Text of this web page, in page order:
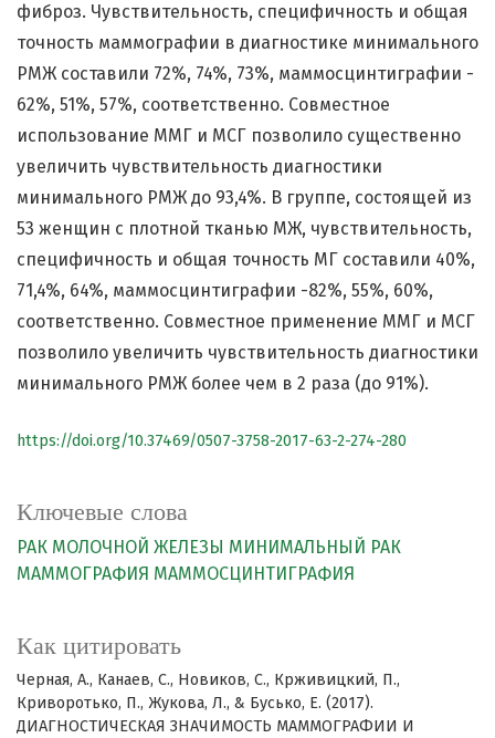
Ключевые слова
РАК МОЛОЧНОЙ ЖЕЛЕЗЫ МИНИМАЛЬНЫЙ РАК
МАММОГРАФИЯ МАММОСЦИНТИГРАФИЯ
Как цитировать
Черная, А., Канаев, С., Новиков, С., Крживицкий, П.,
Криворотько, П., Жукова, Л., & Бусько, Е. (2017).
ДИАГНОСТИЧЕСКАЯ ЗНАЧИМОСТЬ МАММОГРАФИИ И
фиброз. Чувствительность, специфичность и общая
точность маммографии в диагностике минимального
РМЖ составили 72%, 74%, 73%, маммосцинтиграфии -
62%, 51%, 57%, соответственно. Совместное
использование ММГ и МСГ позволило существенно
увеличить чувствительность диагностики
минимального РМЖ до 93,4%. В группе, состоящей из
53 женщин с плотной тканью МЖ, чувствительность,
специфичность и общая точность МГ составили 40%,
71,4%, 64%, маммосцинтиграфии -82%, 55%, 60%,
соответственно. Совместное применение ММГ и МСГ
позволило увеличить чувствительность диагностики
минимального РМЖ более чем в 2 раза (до 91%).
https://doi.org/10.37469/0507-3758-2017-63-2-274-280